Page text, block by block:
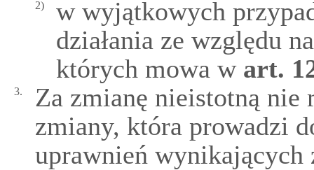
2)
w wyjątkowych
działania ze względu
których mowa wart.
3.
Za zmianę nieistotną nie
zmiany, która prowadzi
uprawnień